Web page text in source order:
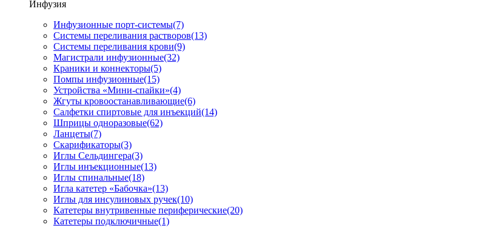
Инфузия
Инфузионные порт-системы(7)
Системы переливания растворов(13)
Системы переливания крови(9)
Магистрали инфузионные(32)
Краники и коннекторы(5)
Помпы инфузионные(15)
Устройства «Мини-спайки»(4)
Жгуты кровоостанавливающие(6)
Салфетки спиртовые для инъекций(14)
Шприцы одноразовые(62)
Ланцеты(7)
Скарификаторы(3)
Иглы Сельдингера(3)
Иглы инъекционные(13)
Иглы спинальные(18)
Игла катетер «Бабочка»(13)
Иглы для инсулиновых ручек(10)
Катетеры внутривенные периферические(20)
Катетеры подключичные(1)